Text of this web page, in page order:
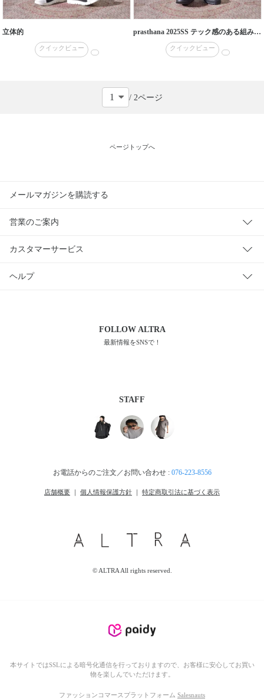
立体的
クイックビュー
prasthana 2025SS テック感のある組み合わせで
クイックビュー
/ 2ページ
ページトップへ
メールマガジンを購読する
営業のご案内
カスタマーサービス
ヘルプ
FOLLOWALTRA
最新情報をSNSで！
STAFF
お電話からのご注文／お問い合わせ : 076-223-8556
店舗概要 ｜ 個人情報保護方針 ｜ 特定商取引法に基づく表示
© ALTRA All rights reserved.
本サイトではSSLによる暗号化通信を行っておりますので、お客様に安心してお買い
物を楽しんでいただけます。
ファッションコマースプラットフォーム Salesnauts